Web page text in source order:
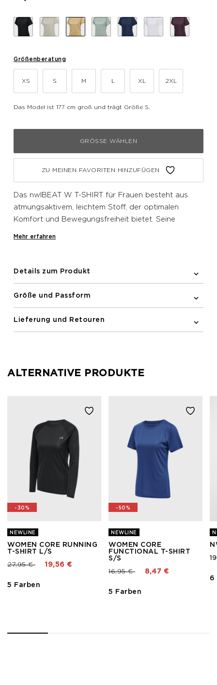
Größenberatung
XS S M L XL 2XL
Das Model ist 177 cm groß und trägt Größe S.
GRÖSSE WÄHLEN
ZU MEINEN FAVORITEN HINZUFÜGEN
Das nwlBEAT W T-SHIRT für Frauen besteht aus
atmungsaktivem, leichtem Stoff, der optimalen
Komfort und Bewegungsfreiheit bietet. Seine
Mehr erfahren
Details zum Produkt
Größe und Passform
Lieferung und Retouren
ALTERNATIVE PRODUKTE
-30%
NEWLINE
WOMEN CORE RUNNING
T-SHIRT L/S
Preis reduziert von
27,95 €bis 19,56 €
5 Farben
-50%
NEWLINE
WOMEN CORE
FUNCTIONAL T-SHIRT
S/S
Preis reduziert von
16,95 €bis 8,47 €
5 Farben
6